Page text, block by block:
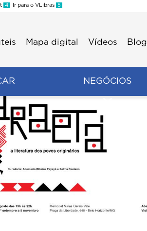
4 Ir para o VLibras 5
Mapa digital Vídeos Blog
NEGÓCIOS